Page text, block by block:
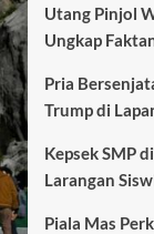
Utang Pinjol
Ungkap
Pria
Trump di
Kepsek SMP
Larangan
Piala Mas